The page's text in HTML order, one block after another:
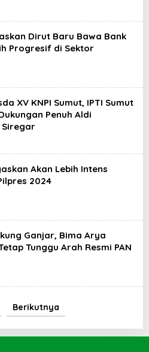
Dirut Baru Bawa Bank
Progresif di Sektor
XV KNPI Sumut, IPTI Sumut
Penuh Aldi
Siregar
Akan Lebih Intens
2024
Ganjar, Bima Arya
Tunggu Arah Resmi PAN
Berikutnya